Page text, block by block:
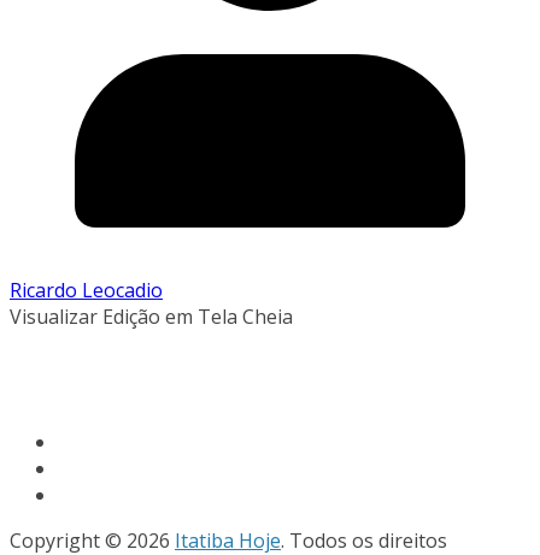
Ricardo Leocadio
Visualizar Edição em Tela Cheia
Copyright © 2026 Itatiba Hoje. Todos os direitos